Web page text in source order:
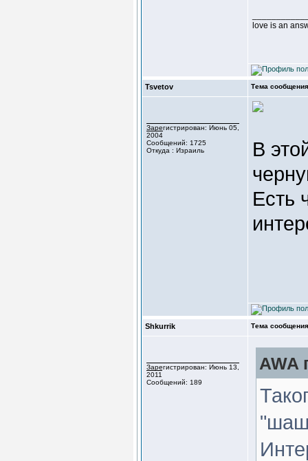
love is an
Tsvetov Тема
Зарегистрирован: Июнь 05,
2004
Сообщений: 1725
Откуда : Израиль
В
Есть
Shkurrik Тема
Зарегистрирован: Июнь 13,
2011
Сообщений: 189
AWA